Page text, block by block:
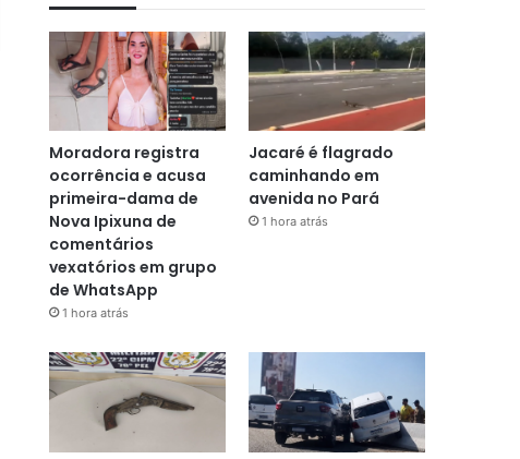
Moradora registra
ocorrência e acusa
primeira-dama de
Nova Ipixuna de
comentários
vexatórios em grupo
de WhatsApp
1 hora atrás
Jacaré é flagrado
caminhando em
avenida no Pará
1 hora atrás